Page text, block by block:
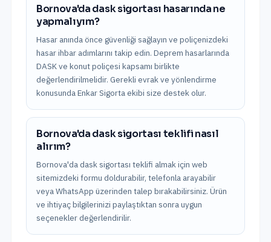
Bornova'da dask sigortası hasarında ne
yapmalıyım?
Hasar anında önce güvenliği sağlayın ve poliçenizdeki
hasar ihbar adımlarını takip edin. Deprem hasarlarında
DASK ve konut poliçesi kapsamı birlikte
değerlendirilmelidir. Gerekli evrak ve yönlendirme
konusunda Enkar Sigorta ekibi size destek olur.
Bornova'da dask sigortası teklifi nasıl
alırım?
Bornova'da dask sigortası teklifi almak için web
sitemizdeki formu doldurabilir, telefonla arayabilir
veya WhatsApp üzerinden talep bırakabilirsiniz. Ürün
ve ihtiyaç bilgilerinizi paylaştıktan sonra uygun
seçenekler değerlendirilir.